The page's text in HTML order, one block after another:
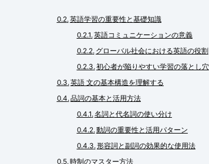
英語学習の重要性と基礎知識
英語コミュニケーションの意義
グローバル社会における英語の役割
初心者が陥りやすい学習の落とし穴
英語 文の基本構造を理解する
品詞の基本と活用方法
名詞と代名詞の使い分け
動詞の重要性と活用パターン
形容詞と副詞の効果的な使用法
時制のマスター方法